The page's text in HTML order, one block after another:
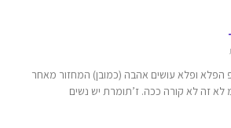
הפלא ופלא עושים אהבה (כמובן) המחזור מאחר